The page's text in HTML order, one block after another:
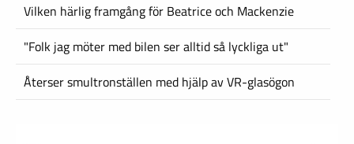
Vilken härlig framgång för Beatrice och Mackenzie
"Folk jag möter med bilen ser alltid så lyckliga ut"
Återser smultronställen med hjälp av VR-glasögon